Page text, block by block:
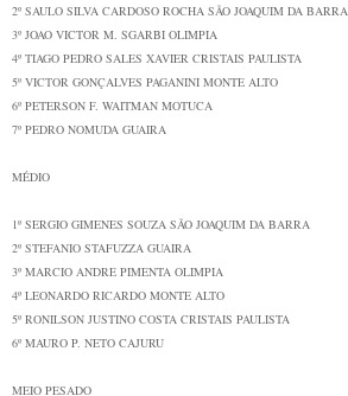
2º SAULO SILVA CARDOSO ROCHA SÃO JOAQUIM DA BARRA
3º JOAO VICTOR M. SGARBI OLIMPIA
4º TIAGO PEDRO SALES XAVIER CRISTAIS PAULISTA
5º VICTOR GONÇALVES PAGANINI MONTE ALTO
6º PETERSON F. WAITMAN MOTUCA
7º PEDRO NOMUDA GUAIRA
MÉDIO
1º SERGIO GIMENES SOUZA SÃO JOAQUIM DA BARRA
2º STEFANIO STAFUZZA GUAIRA
3º MARCIO ANDRE PIMENTA OLIMPIA
4º LEONARDO RICARDO MONTE ALTO
5º RONILSON JUSTINO COSTA CRISTAIS PAULISTA
6º MAURO P. NETO CAJURU
MEIO PESADO